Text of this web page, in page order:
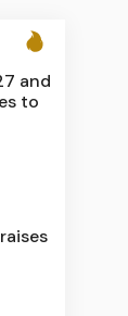
and
to